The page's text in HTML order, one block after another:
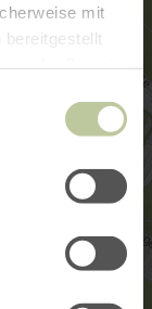
mit
bereitgestellt